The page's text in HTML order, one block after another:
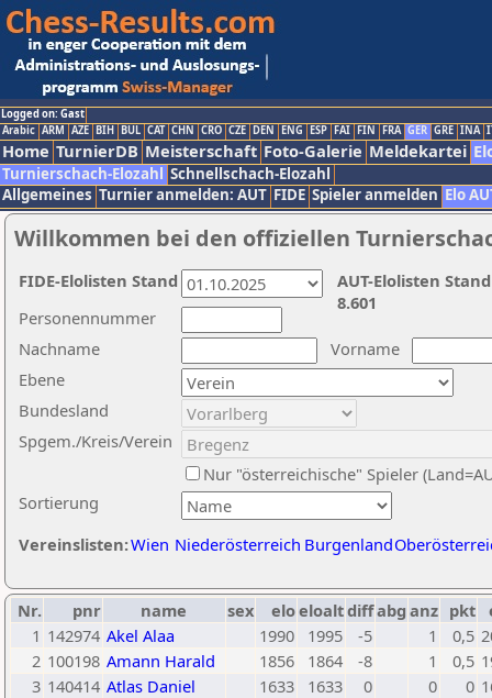
Logged on: Gast
Arabic ARM AZE BIH BUL CAT CHN CRO CZE DEN ENG ESP FAI FIN FRA GER GRE INA
Home TurnierDB Meisterschaft Foto-Galerie Meldekartei
Turnierschach-Elozahl Schnellschach-Elozahl
Allgemeines Turnier anmelden: AUT FIDE Spieler anmelden Elo
Willkommen bei den offiziellen
Nachname
Vorname
Ebene
Sortierung
Personennummer
Bundesland
Spgem./Kreis/Verein
Nur "österreichische" Spieler
Vereinslisten:Wien Niederösterreich Burgenland
AUT-Elolisten
8.601
FIDE-Elolisten Stand
Nr. pnr name sex eloeloaltdiffabg anz pkt
1 142974 Akel Alaa 1990 1995 -5 1 0,5
2 100198 Amann Harald 1856 1864 -8 1 0,5
3 140414 Atlas Daniel 1633 1633 0 0 0